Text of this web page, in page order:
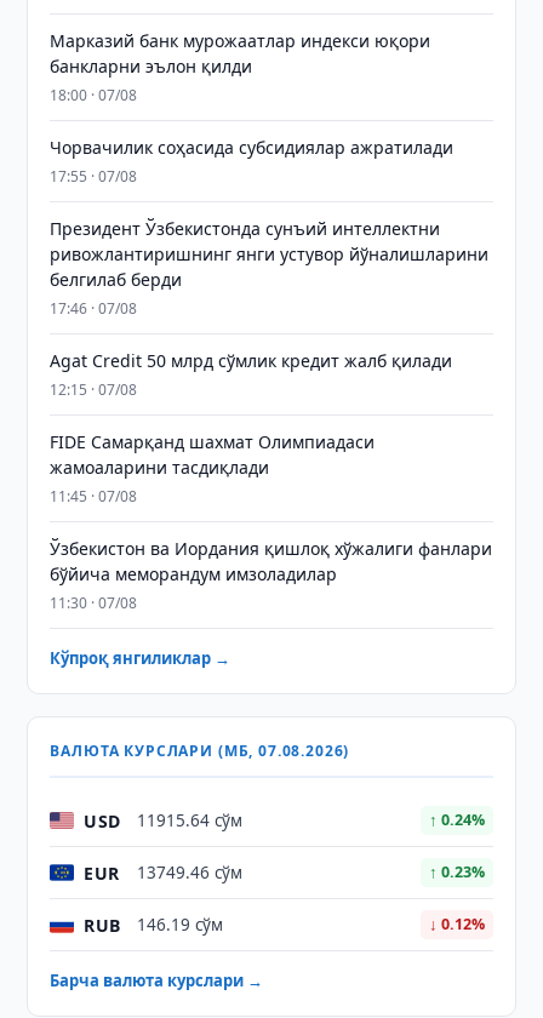
Марказий банк мурожаатлар индекси юқори
банкларни эълон қилди
18:00 · 07/08
Чорвачилик соҳасида субсидиялар ажратилади
17:55 · 07/08
Президент Ўзбекистонда сунъий интеллектни
ривожлантиришнинг янги устувор йўналишларини
белгилаб берди
17:46 · 07/08
Agat Credit 50 млрд сўмлик кредит жалб қилади
12:15 · 07/08
FIDE Самарқанд шахмат Олимпиадаси
жамоаларини тасдиқлади
11:45 · 07/08
Ўзбекистон ва Иордания қишлоқ хўжалиги фанлари
бўйича меморандум имзоладилар
11:30 · 07/08
Кўпроқ янгиликлар →
ВАЛЮТА КУРСЛАРИ (МБ, 07.08.2026)
USD 11915.64 сўм ↑ 0.24%
EUR 13749.46 сўм ↑ 0.23%
RUB 146.19 сўм ↓ 0.12%
Барча валюта курслари →